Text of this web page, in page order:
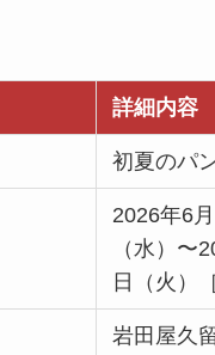
詳細内容
初夏のパ
2026年6
（水）〜
日（火）
岩田屋久